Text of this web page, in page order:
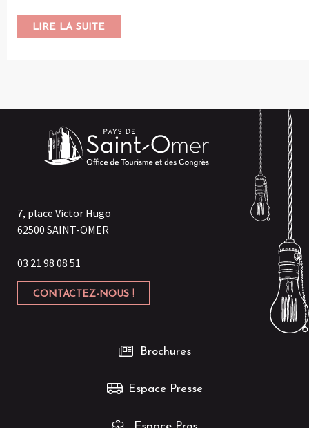
LIRE LA SUITE
7, place Victor Hugo
62500 SAINT-OMER
03 21 98 08 51
CONTACTEZ-NOUS !
Brochures
Espace Presse